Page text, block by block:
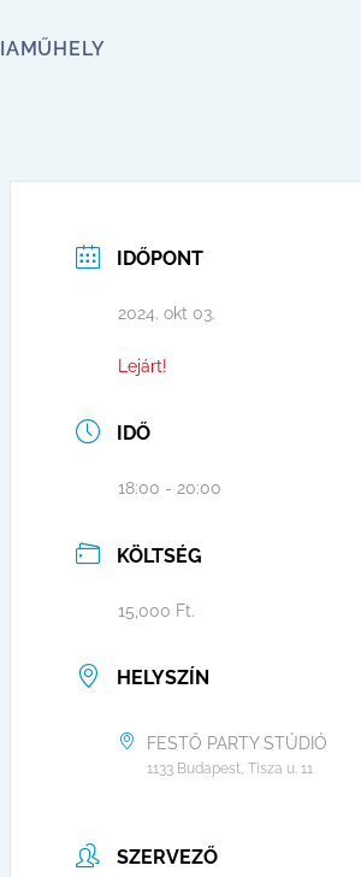
MŰHELY
IDŐPONT
2024. okt 03.
Lejárt!
IDŐ
18:00 - 20:00
KÖLTSÉG
15,000 Ft.
HELYSZÍN
FESTŐ PARTY STÚDIÓ
1133 Budapest, Tisza u. 11
SZERVEZŐ